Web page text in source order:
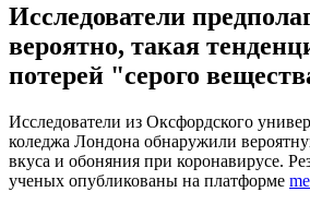
Исследователи
вероятно, такая
потерей "серого
Исследователи из Оксфордского
коледжа Лондона обнаружили
вкуса и обоняния при коронавирусе.
ученых опубликованы на платформе